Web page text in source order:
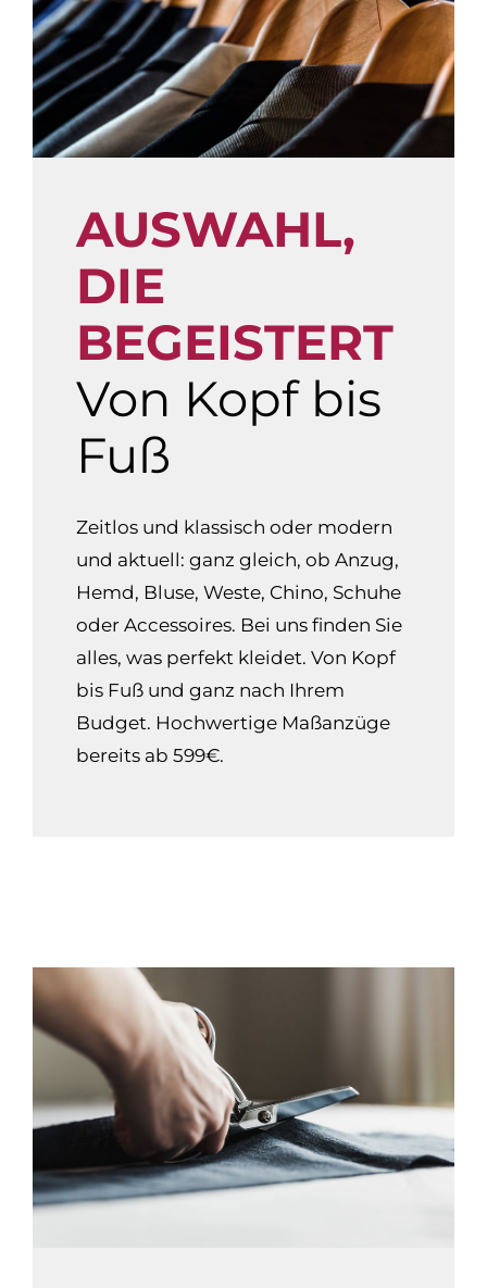
AUSWAHL,
DIE
BEGEISTERT
Von Kopf bis
Fuß
Zeitlos und klassisch oder modern
und aktuell: ganz gleich, ob Anzug,
Hemd, Bluse, Weste, Chino, Schuhe
oder Accessoires. Bei uns finden Sie
alles, was perfekt kleidet. Von Kopf
bis Fuß und ganz nach Ihrem
Budget. Hochwertige Maßanzüge
bereits ab 599€.